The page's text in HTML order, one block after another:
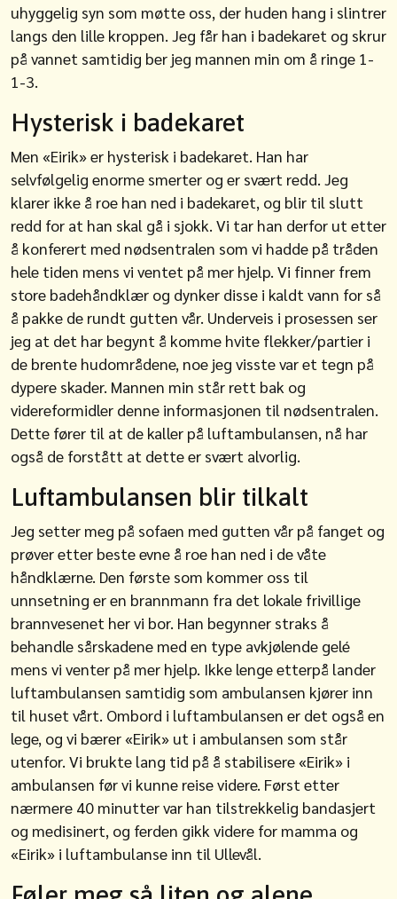
uhyggelig syn som møtte oss, der huden hang i slintrer
langs den lille kroppen. Jeg får han i badekaret og skrur
på vannet samtidig ber jeg mannen min om å ringe 1-
1-3.
Hysterisk i badekaret
Men «Eirik» er hysterisk i badekaret. Han har
selvfølgelig enorme smerter og er svært redd. Jeg
klarer ikke å roe han ned i badekaret, og blir til slutt
redd for at han skal gå i sjokk. Vi tar han derfor ut etter
å konferert med nødsentralen som vi hadde på tråden
hele tiden mens vi ventet på mer hjelp. Vi finner frem
store badehåndklær og dynker disse i kaldt vann for så
å pakke de rundt gutten vår. Underveis i prosessen ser
jeg at det har begynt å komme hvite flekker/partier i
de brente hudområdene, noe jeg visste var et tegn på
dypere skader. Mannen min står rett bak og
videreformidler denne informasjonen til nødsentralen.
Dette fører til at de kaller på luftambulansen, nå har
også de forstått at dette er svært alvorlig.
Luftambulansen blir tilkalt
Jeg setter meg på sofaen med gutten vår på fanget og
prøver etter beste evne å roe han ned i de våte
håndklærne. Den første som kommer oss til
unnsetning er en brannmann fra det lokale frivillige
brannvesenet her vi bor. Han begynner straks å
behandle sårskadene med en type avkjølende gelé
mens vi venter på mer hjelp. Ikke lenge etterpå lander
luftambulansen samtidig som ambulansen kjører inn
til huset vårt. Ombord i luftambulansen er det også en
lege, og vi bærer «Eirik» ut i ambulansen som står
utenfor. Vi brukte lang tid på å stabilisere «Eirik» i
ambulansen før vi kunne reise videre. Først etter
nærmere 40 minutter var han tilstrekkelig bandasjert
og medisinert, og ferden gikk videre for mamma og
«Eirik» i luftambulanse inn til Ullevål.